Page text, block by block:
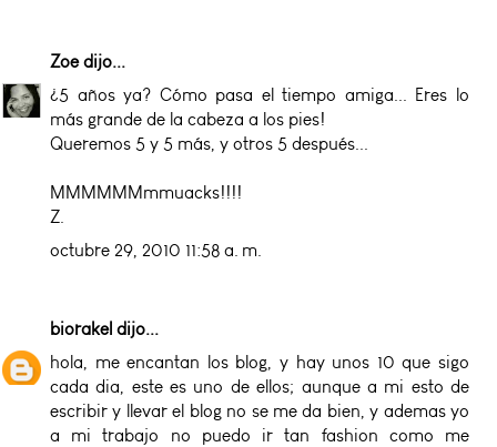
Zoedijo...
¿5 años ya? Cómo pasa el tiempo amiga... Eres lo
más grande de la cabeza a los pies!
Queremos 5 y 5 más, y otros 5 después...
MMMMMMmmuacks!!!!
Z.
octubre 29, 2010 11:58 a. m.
biorakel dijo...
hola, me encantan los blog, y hay unos 10 que sigo
cada dia, este es uno de ellos; aunque a mi esto de
escribir y llevar el blog no se me da bien, y ademas yo
a mi trabajo no puedo ir tan fashion como me